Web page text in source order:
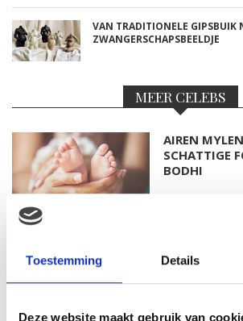
Toestemming Details
Deze website maakt gebruik van
VAN TRADITIONELE GIPSBUIK
ZWANGERSCHAPSBEELDJE
MEER CELEBS
AIREN
SCHATTIGE
BODHI
MET